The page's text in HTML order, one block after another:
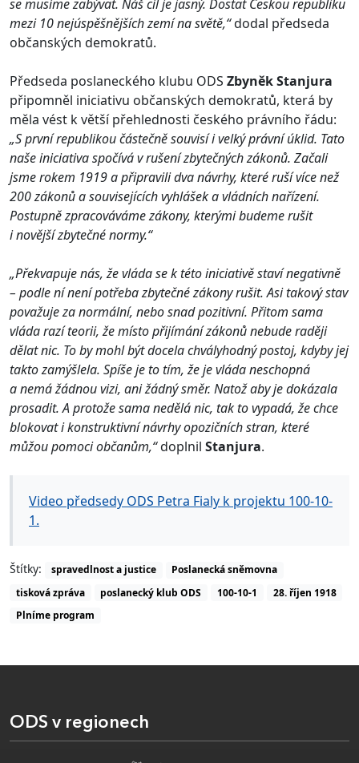
se musíme zabývat. Náš cíl je jasný. Dostat Českou republiku
mezi 10 nejúspěšnějších zemí na světě,“dodal předseda
občanských demokratů.
Předseda poslaneckého klubu ODS Zbyněk Stanjura
připomněl iniciativu občanských demokratů, která by
měla vést k větší přehlednosti českého právního řádu:
„S první republikou částečně souvisí i velký právní úklid. Tato
naše iniciativa spočívá v rušení zbytečných zákonů. Začali
jsme rokem 1919 a připravili dva návrhy, které ruší více než
200 zákonů a souvisejících vyhlášek a vládních nařízení.
Postupně zpracováváme zákony, kterými budeme rušit
i novější zbytečné normy.“
„Překvapuje nás, že vláda se k této iniciativě staví negativně
– podle ní není potřeba zbytečné zákony rušit. Asi takový stav
považuje za normální, nebo snad pozitivní. Přitom sama
vláda razí teorii, že místo přijímání zákonů nebude raději
dělat nic. To by mohl být docela chvályhodný postoj, kdyby jej
takto zamýšlela. Spíše je to tím, že je vláda neschopná
a nemá žádnou vizi, ani žádný směr. Natož aby je dokázala
prosadit. A protože sama nedělá nic, tak to vypadá, že chce
blokovat i konstruktivní návrhy opozičních stran, které
můžou pomoci občanům,“doplnil Stanjura.
Video předsedy ODS Petra Fialy k projektu 100-10-
1.
Štítky: spravedlnost a justice
Poslanecká sněmovna
tisková zpráva
poslanecký klub ODS 100-10-1
28. říjen 1918
Plníme program
ODS v regionech